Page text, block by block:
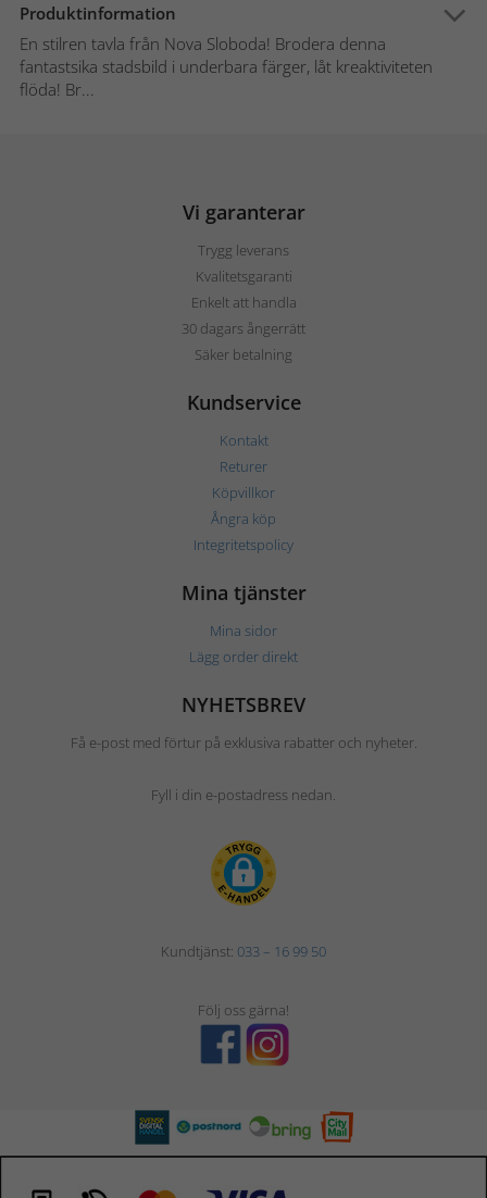
Produktinformation
En stilren tavla från Nova Sloboda! Brodera denna
fantastsika stadsbild i underbara färger, låt kreaktiviteten
flöda! Br...
Vi garanterar
Trygg leverans
Kvalitetsgaranti
Enkelt att handla
30 dagars ångerrätt
Säker betalning
Kundservice
Kontakt
Returer
Köpvillkor
Ångra köp
Integritetspolicy
Mina tjänster
Mina sidor
Lägg order direkt
NYHETSBREV
Få e-post med förtur på exklusiva rabatter och nyheter.
Fyll i din e-postadress nedan.
Kundtjänst: 033 – 16 99 50
Följ oss gärna!